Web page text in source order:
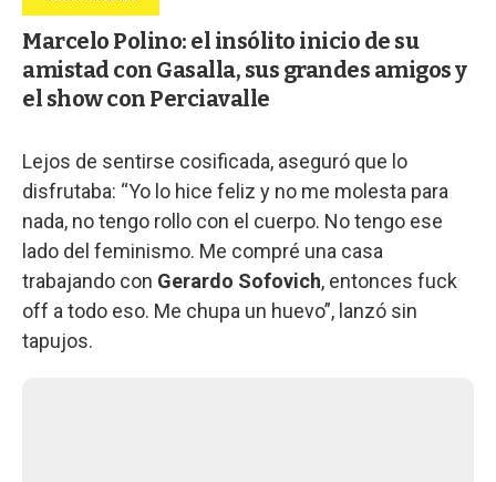
Marcelo Polino: el insólito inicio de su
amistad con Gasalla, sus grandes amigos y
el show con Perciavalle
Lejos de sentirse cosificada, aseguró que lo
disfrutaba: “Yo lo hice feliz y no me molesta para
nada, no tengo rollo con el cuerpo. No tengo ese
lado del feminismo. Me compré una casa
trabajando con Gerardo Sofovich, entonces fuck
off a todo eso. Me chupa un huevo”, lanzó sin
tapujos.